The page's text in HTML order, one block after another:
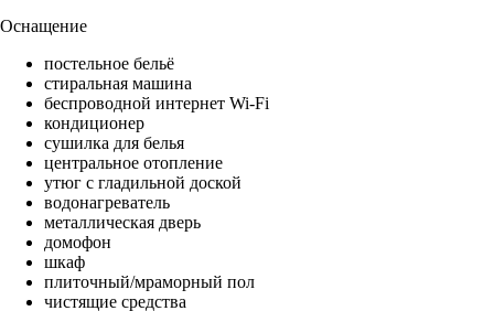
Оснащение
постельное бельё
стиральная машина
беспроводной интернет Wi-Fi
кондиционер
сушилка для белья
центральное отопление
утюг с гладильной доской
водонагреватель
металлическая дверь
домофон
шкаф
плиточный/мраморный пол
чистящие средства